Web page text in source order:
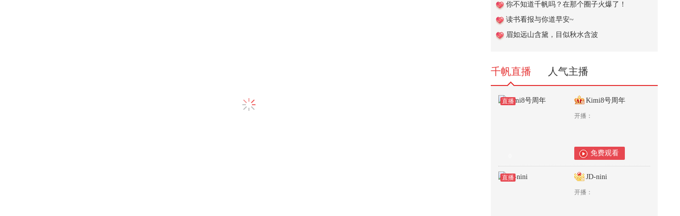
6,917
《Super学校》
你不知道千帆吗？在那个圈子火爆了！
读书看报与你道早安~
眉如远山含黛，目似秋水含波
千帆直播 人气主播
直播 Kimi8号周年
开播：
免费观看
直播 JD-nini
开播：